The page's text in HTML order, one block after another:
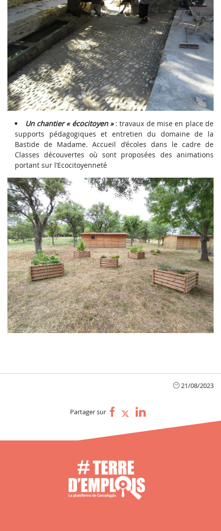
Un chantier « écocitoyen » : travaux de mise en place de
supports pédagogiques et entretien du domaine de la
Bastide de Madame. Accueil d’écoles dans le cadre de
Classes découvertes où sont proposées des animations
portant sur l’Ecocitoyenneté
21/08/2023
Partager sur